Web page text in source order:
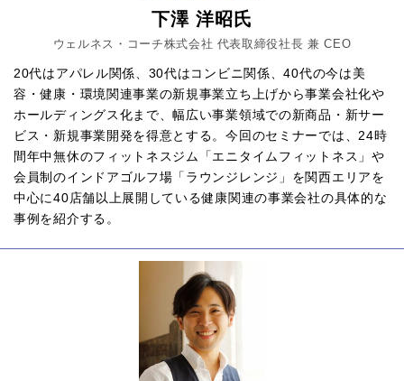
下澤 洋昭氏
ウェルネス・コーチ株式会社 代表取締役社長 兼 CEO
20代はアパレル関係、30代はコンビニ関係、40代の今は美
容・健康・環境関連事業の新規事業立ち上げから事業会社化や
ホールディングス化まで、幅広い事業領域での新商品・新サー
ビス・新規事業開発を得意とする。今回のセミナーでは、24時
間年中無休のフィットネスジム「エニタイムフィットネス」や
会員制のインドアゴルフ場「ラウンジレンジ」を関西エリアを
中心に40店舗以上展開している健康関連の事業会社の具体的な
事例を紹介する。